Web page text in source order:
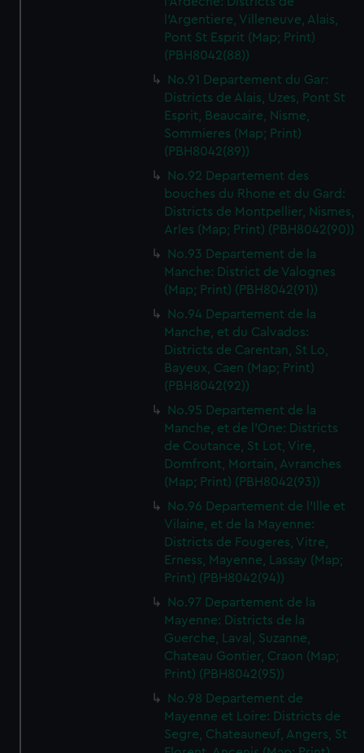
l'Argentiere, Villeneuve, Alais,
Pont St Esprit (Map; Print)
(PBH8042(88))
No.91 Departement du Gar:
Districts de Alais, Uzes, Pont St
Esprit, Beaucaire, Nisme,
Sommieres (Map; Print)
(PBH8042(89))
No.92 Departement des
bouches du Rhone et du Gard:
Districts de Montpellier, Nismes,
Arles (Map; Print) (PBH8042(90))
No.93 Departement de la
Manche: District de Valognes
(Map; Print) (PBH8042(91))
No.94 Departement de la
Manche, et du Calvados:
Districts de Carentan, St Lo,
Bayeux, Caen (Map; Print)
(PBH8042(92))
No.95 Departement de la
Manche, et de l'One: Districts
de Coutance, St Lot, Vire,
Domfront, Mortain, Avranches
(Map; Print) (PBH8042(93))
No.96 Departement de l'Ille et
Vilaine, et de la Mayenne:
Districts de Fougeres, Vitre,
Erness, Mayenne, Lassay (Map;
Print) (PBH8042(94))
No.97 Departement de la
Mayenne: Districts de la
Guerche, Laval, Suzanne,
Chateau Gontier, Craon (Map;
Print) (PBH8042(95))
No.98 Departement de
Mayenne et Loire: Districts de
Segre, Chateauneuf, Angers, St